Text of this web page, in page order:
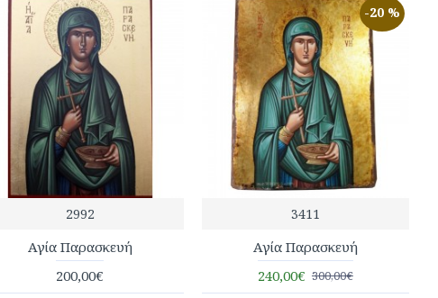
2992
Αγία Παρασκευή
200,00€
-20 %
3411
Αγία Παρασκευή
240,00€ 300,00€